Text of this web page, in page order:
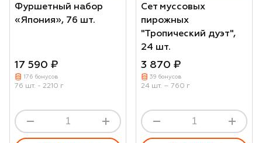
Фуршетный набор
«Япония», 76 шт.
17 590 ₽
176 бонусов
76 шт. - 2210 г
Сет муссовых
пирожных
"Тропический дуэт",
24 шт.
3 870 ₽
39 бонусов
24 шт. – 760 г